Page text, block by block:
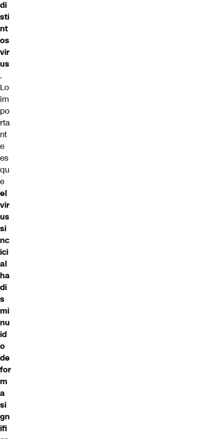
di
sti
nt
os
vir
us
.
Lo
im
po
rta
nt
e
es
qu
e
el
vir
us
si
nc
ici
al
ha
di
s
mi
nu
id
o
de
for
m
a
si
gn
ifi